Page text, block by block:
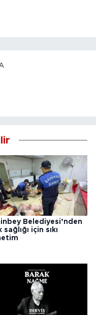
Belediyesi’nden
sağlığı için sıkı